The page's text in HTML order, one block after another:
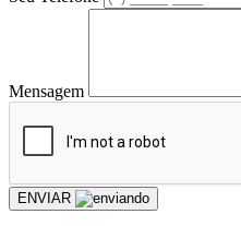
Mensagem
ENVIAR